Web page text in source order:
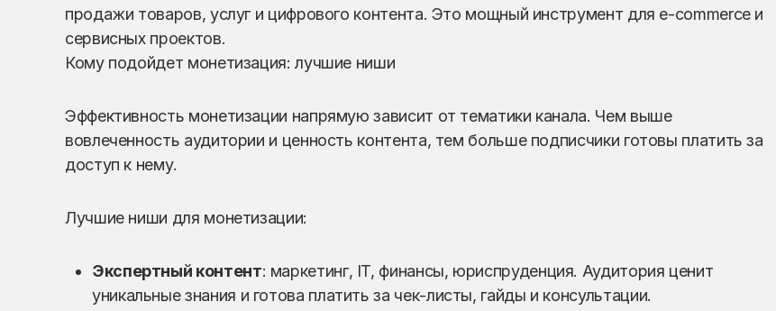
продажи товаров, услуг и цифрового контента. Это мощный инструмент для e-commerce и
сервисных проектов.
Кому подойдет монетизация: лучшие ниши
Эффективность монетизации напрямую зависит от тематики канала. Чем выше
вовлеченность аудитории и ценность контента, тем больше подписчики готовы платить за
доступ к нему.
Лучшие ниши для монетизации:
Экспертный контент: маркетинг, IT, финансы, юриспруденция. Аудитория ценит
уникальные знания и готова платить за чек-листы, гайды и консультации.